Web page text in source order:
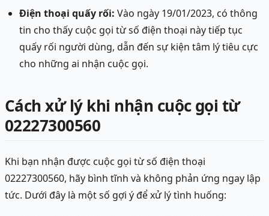
Điện thoại quấy rối: Vào ngày 19/01/2023, có thông
tin cho thấy cuộc gọi từ số điện thoại này tiếp tục
quấy rối người dùng, dẫn đến sự kiện tâm lý tiêu cực
cho những ai nhận cuộc gọi.
Cách xử lý khi nhận cuộc gọi từ
02227300560
Khi bạn nhận được cuộc gọi từ số điện thoại
02227300560, hãy bình tĩnh và không phản ứng ngay lập
tức. Dưới đây là một số gợi ý để xử lý tình huống: